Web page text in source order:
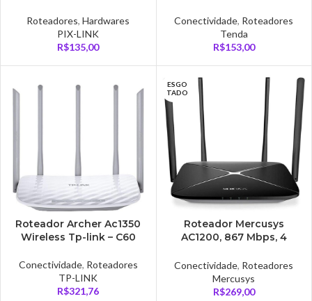
Roteadores,Hardwares
PIX-LINK
R$135,00
Antenas MU-MIMO –
AC1200
Conectividade, Roteadores
Tenda
R$153,00
Roteador Archer Ac1350
Wireless Tp-link – C60
Conectividade, Roteadores
TP-LINK
R$321,76
ESGO
TADO
Roteador Mercusys
AC1200, 867 Mbps, 4
Conectividade, Roteadores
Mercusys
R$269,00